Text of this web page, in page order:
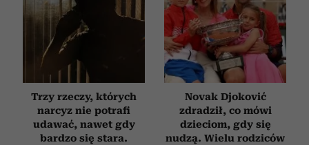
Trzy rzeczy, których
narcyz nie potrafi
udawać, nawet gdy
bardzo się stara.
Novak Djoković
zdradził, co mówi
dzieciom, gdy się
nudzą. Wielu rodziców